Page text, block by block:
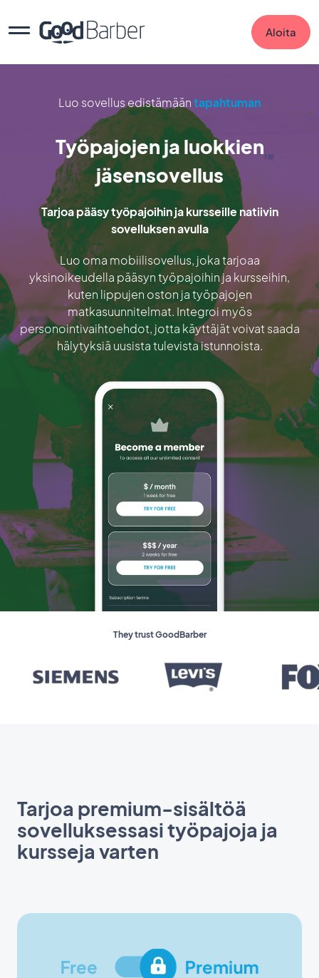
Aloita
Luo sovellus edistämääntapahtuman
Työpajojen ja luokkien
jäsensovellus
Tarjoa pääsy työpajoihin ja kursseille natiivin
sovelluksen avulla
Luo oma mobiilisovellus, joka tarjoaa
yksinoikeudella pääsyn työpajoihin ja kursseihin,
kuten lippujen oston ja työpajojen
matkasuunnitelmat. Integroi myös
personointivaihtoehdot, jotta käyttäjät voivat saada
hälytyksiä uusista tulevista istunnoista.
They trust GoodBarber
Tarjoa premium-sisältöä
sovelluksessasi työpajoja ja
kursseja varten